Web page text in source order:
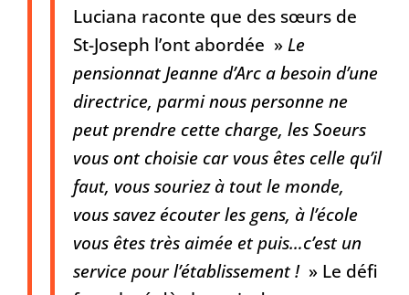
Luciana raconte que des sœurs de
St-Joseph l’ont abordée » Le
pensionnat Jeanne d’Arc a besoin d’une
directrice, parmi nous personne ne
peut prendre cette charge, les Soeurs
vous ont choisie car vous êtes celle qu’il
faut, vous souriez à tout le monde,
vous savez écouter les gens, à l’école
vous êtes très aimée et puis…c’est un
service pour l’établissement ! » Le défi